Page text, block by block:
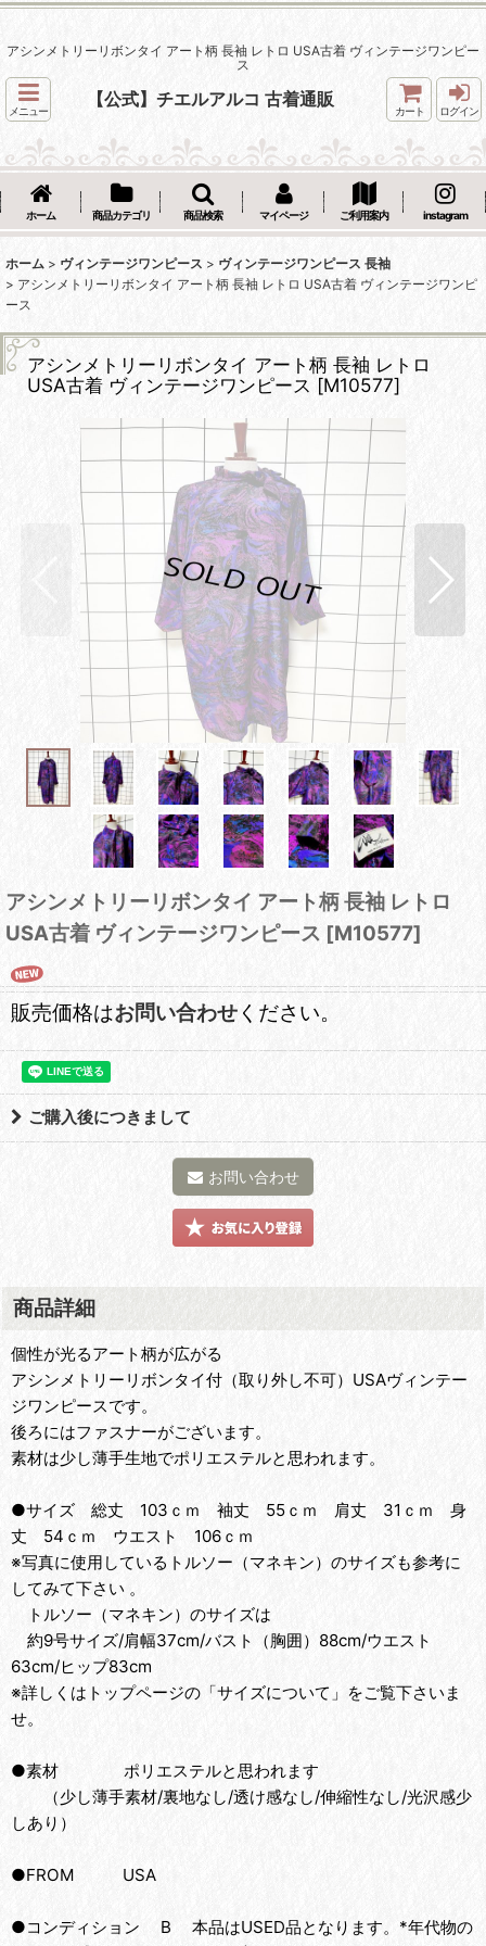
アシンメトリーリボンタイ アート柄 長袖 レトロ USA古着 ヴィンテージワンピー
ス
メニュー
【公式】チエルアルコ 古着通販
カート ログイン
ホーム 商品カテゴリ 商品検索 マイページ ご利用案内 instagram
ホーム > ヴィンテージワンピース > ヴィンテージワンピース 長袖
> アシンメトリーリボンタイ アート柄 長袖 レトロ USA古着 ヴィンテージワンピ
ース
アシンメトリーリボンタイ アート柄 長袖 レトロ
USA古着 ヴィンテージワンピース [M10577]
アシンメトリーリボンタイ アート柄 長袖 レトロ
USA古着 ヴィンテージワンピース [M10577]
販売価格はお問い合わせ ください。
ご購入後につきまして
お問い合わせ
商品詳細
個性が光るアート柄が広がる
アシンメトリーリボンタイ付（取り外し不可）USAヴィンテー
ジワンピースです。
後ろにはファスナーがございます。
素材は少し薄手生地でポリエステルと思われます。
●サイズ 総丈 103ｃｍ 袖丈 55ｃｍ 肩丈 31ｃｍ 身
丈 54ｃｍ ウエスト 106ｃｍ
※写真に使用しているトルソー（マネキン）のサイズも参考に
してみて下さい 。
トルソー（マネキン）のサイズは
約9号サイズ/肩幅37cm/バスト（胸囲）88cm/ウエスト
63cm/ヒップ83cm
※詳しくはトップページの「サイズについて」をご覧下さいま
せ。
●素材 ポリエステルと思われます
（少し薄手素材/裏地なし/透け感なし/伸縮性なし/光沢感少
しあり）
●FROM USA
●コンディション B 本品はUSED品となります。*年代物の